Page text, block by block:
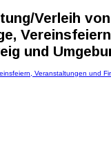
Verleih von
und